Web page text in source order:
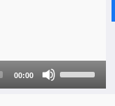
00:00